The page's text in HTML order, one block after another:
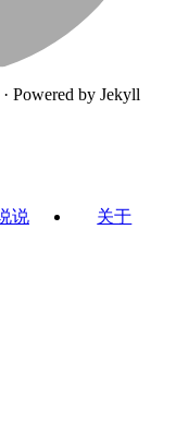
· Powered by Jekyll
说 关于